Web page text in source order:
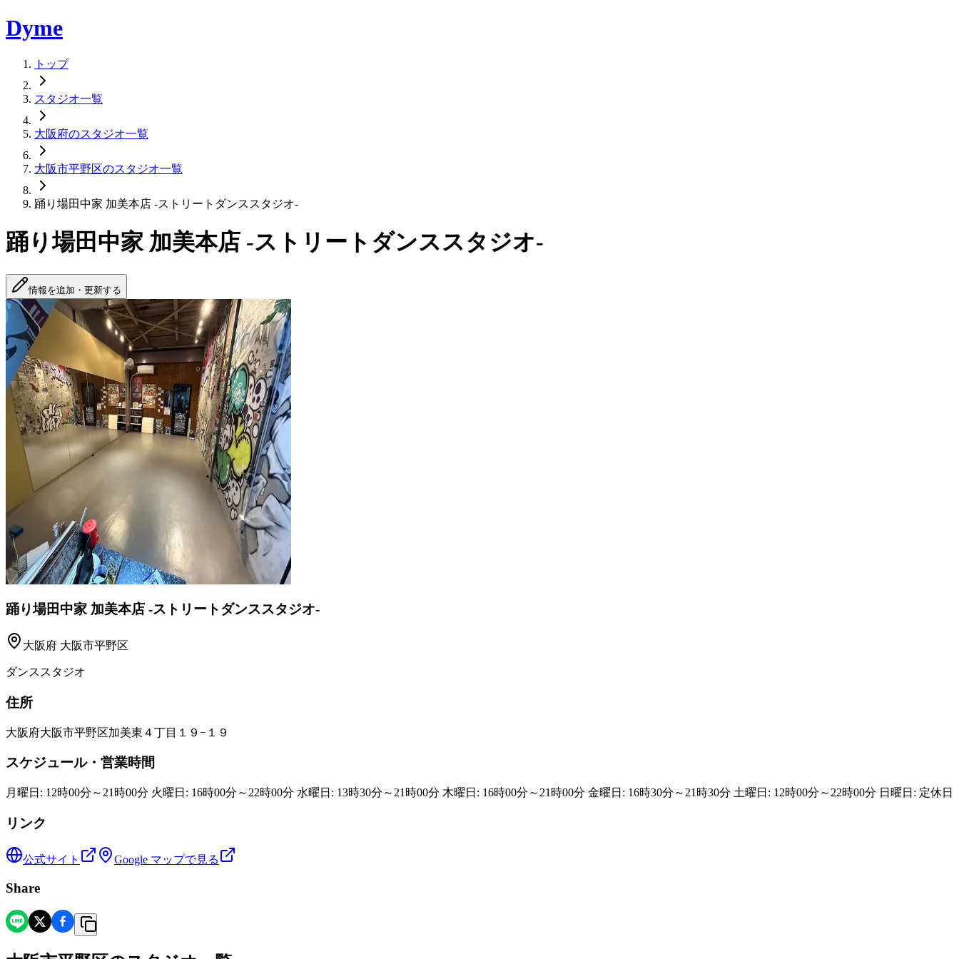
Dyme
トップ
スタジオ一覧
大阪府のスタジオ一覧
大阪市平野区のスタジオ一覧
踊り場田中家 加美本店 -ストリートダンススタジオ-
踊り場田中家 加美本店 -ストリートダンススタジオ-
情報を追加・更新する
踊り場田中家 加美本店 -ストリートダンススタジオ-
大阪府 大阪市平野区
ダンススタジオ
住所
大阪府大阪市平野区加美東４丁目１９−１９
スケジュール・営業時間
月曜日: 12時00分～21時00分 火曜日: 16時00分～22時00分 水曜日: 13時30分～21時00分 木曜日: 16時00分～21時00分 金曜日: 16時30分～21時30分 土曜日: 12時00分～22時00分 日曜日: 定休日
リンク
公式サイト Google マップで見る
Share